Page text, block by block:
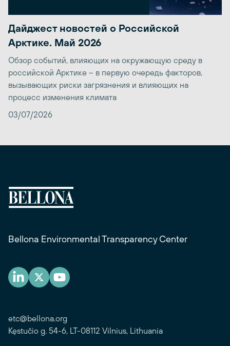
Дайджест новостей о Российской
Арктике. Май 2026
Обзор событий, влияющих на окружающую среду в
российской Арктике – в первую очередь факторов,
вызывающих риски загрязнения и влияющих на
процесс изменения климата
03/07/2026
Bellona Environmental Transparency Center
etc@bellona.org
Kęstučio g. 54-6, LT-08112 Vilnius, Lithuania